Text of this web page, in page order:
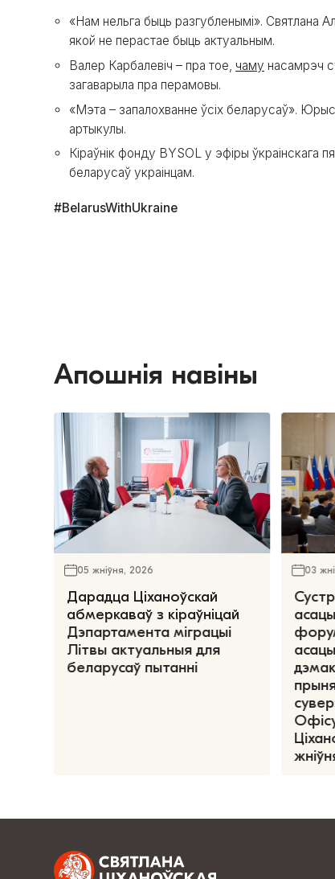
«Нам нельга быць разгубленымі». Святлана
якой не перастае быць актуальным.
Валер Карбалевіч – пра тое, чаму насамрэч
загаварыла пра перамовы.
«Мэта – запалохванне ўсіх беларусаў».
артыкулы.
Кіраўнік фонду BYSOL у эфіры ўкраінскага
беларусаў украінцам.
#BelarusWithUkraine
Апошнія навіны
05 жніўня, 2026
Дарадца Ціханоўскай
абмеркаваў з кіраўніцай
Дэпартамента міграцыі
Літвы актуальныя для
беларусаў пытанні
03